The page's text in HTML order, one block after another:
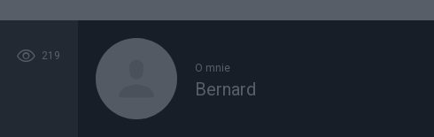
219
O mnie
Bernard